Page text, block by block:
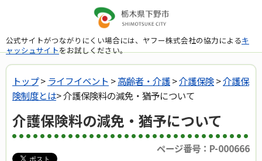
公式サイトがつながりにくい場合には、ヤフー株式会社の協力によるキ
ャッシュサイトをお試しください。
トップ> ライフイベント >高齢者・介護>介護保険>介護保
険制度とは> 介護保険料の減免・猶予について
介護保険料の減免・猶予について
ページ番号：P-000666